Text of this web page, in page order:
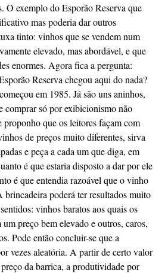
O exemplo do Esporão Reserva que
mas poderia dar outros
tinto: vinhos que se vendem num
elevado, mas abordável, e que
enormes. Agora fica a pergunta:
Reserva chegou aqui do nada?
em 1985. Já são uns aninhos,
comprar só por exibicionismo não
proponho que os leitores façam com
de preços muito diferentes, sirva
e peça a cada um que diga, em
é que estaria disposto a dar por ele
é que entendia razoável que o vinho
brincadeira poderá ter resultados muito
vinhos baratos aos quais os
preço bem elevado e outros, caros,
Pode então concluir-se que a
vezes aleatória. A partir de certo valor
da barrica, a produtividade por